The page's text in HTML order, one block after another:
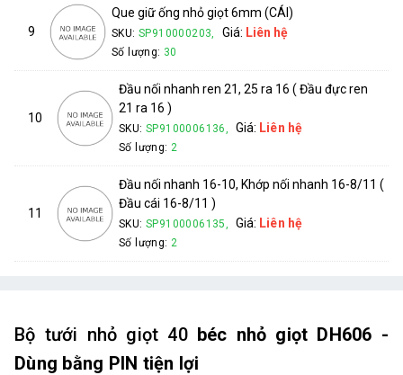
9
Que giữ ống nhỏ giọt 6mm (CÁI)
SKU: SP910000203, Giá: Liên hệ
Số lượng: 30
10
Đầu nối nhanh ren 21, 25 ra 16 ( Đầu đực ren
21 ra 16 )
SKU: SP9100006136, Giá: Liên hệ
Số lượng: 2
11
Đầu nối nhanh 16-10, Khớp nối nhanh 16-8/11 (
Đầu cái 16-8/11 )
SKU: SP9100006135, Giá: Liên hệ
Số lượng: 2
Bộ tưới nhỏ giọt 40 béc nhỏ giọt DH606 -
Dùng bằng PIN tiện lợi